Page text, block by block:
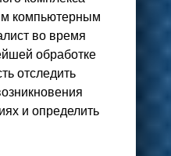
компьютерным
во время
обработке
отследить
и определить